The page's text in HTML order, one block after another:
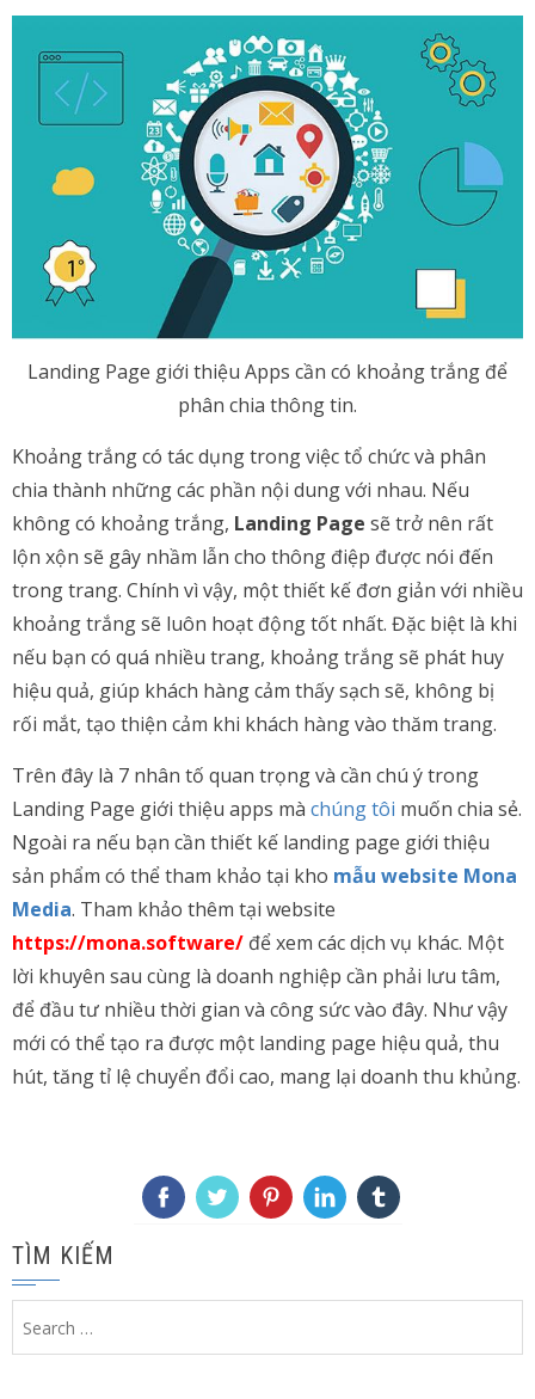
Landing Page giới thiệu Apps cần có khoảng trắng để
phân chia thông tin.
Khoảng trắng có tác dụng trong việc tổ chức và phân
chia thành những các phần nội dung với nhau. Nếu
không có khoảng trắng, Landing Page sẽ trở nên rất
lộn xộn sẽ gây nhầm lẫn cho thông điệp được nói đến
trong trang. Chính vì vậy, một thiết kế đơn giản với nhiều
khoảng trắng sẽ luôn hoạt động tốt nhất. Đặc biệt là khi
nếu bạn có quá nhiều trang, khoảng trắng sẽ phát huy
hiệu quả, giúp khách hàng cảm thấy sạch sẽ, không bị
rối mắt, tạo thiện cảm khi khách hàng vào thăm trang.
Trên đây là 7 nhân tố quan trọng và cần chú ý trong
Landing Page giới thiệu apps mà chúng tôi muốn chia sẻ.
Ngoài ra nếu bạn cần thiết kế landing page giới thiệu
sản phẩm có thể tham khảo tại kho mẫu website Mona
Media. Tham khảo thêm tại website
https://mona.software/ để xem các dịch vụ khác. Một
lời khuyên sau cùng là doanh nghiệp cần phải lưu tâm,
để đầu tư nhiều thời gian và công sức vào đây. Như vậy
mới có thể tạo ra được một landing page hiệu quả, thu
hút, tăng tỉ lệ chuyển đổi cao, mang lại doanh thu khủng.
TÌM KIẾM